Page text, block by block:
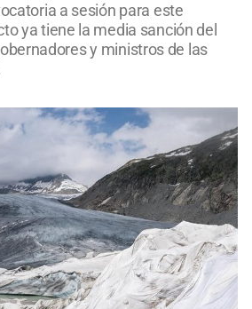
a sesión para este
ya tiene la media sanción del
y ministros de las